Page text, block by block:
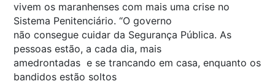
vivem os maranhenses com mais uma crise no
Sistema Penitenciário. “O governo
não consegue cuidar da Segurança Pública. As
pessoas estão, a cada dia, mais
amedrontadas e se trancando em casa, enquanto os
bandidos estão soltos